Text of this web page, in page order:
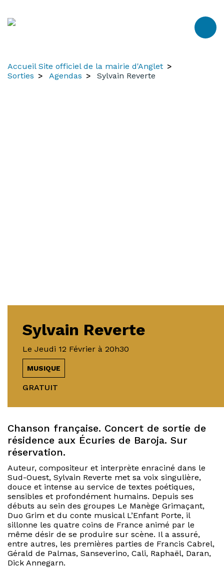
Accueil Site officiel de la mairie d'Anglet
Sorties
Agendas Sylvain Reverte
Sylvain Reverte
Le Jeudi 12 Février à 20h30
MUSIQUE
GRATUIT
Chanson française. Concert de sortie de
résidence aux Écuries de Baroja. Sur
réservation.
Auteur, compositeur et interprète enraciné dans le
Sud-Ouest, Sylvain Reverte met sa voix singulière,
douce et intense au service de textes poétiques,
sensibles et profondément humains. Depuis ses
débuts au sein des groupes Le Manège Grimaçant,
Duo Grim et du conte musical L’Enfant Porte, il
sillonne les quatre coins de France animé par le
même désir de se produire sur scène. Il a assuré,
entre autres, les premières parties de Francis Cabrel,
Gérald de Palmas, Sanseverino, Cali, Raphaël, Daran,
Dick Annegarn.